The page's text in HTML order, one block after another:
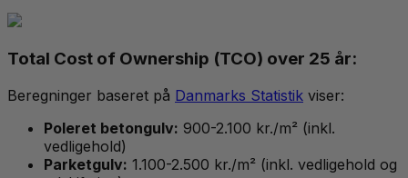
Total Cost of Ownership (TCO) over 25 år:
Beregninger baseret på Danmarks Statistik viser:
Poleret betongulv: 900-2.100 kr./m² (inkl.
vedligehold)
Parketgulv: 1.100-2.500 kr./m² (inkl. vedligehold og